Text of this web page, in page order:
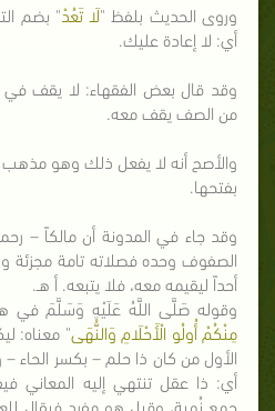
وروى الحديث بلفظ "لَا تَعُدْ" بضم
أي: لا إعادة عليك.
وقد قال بعض الفقهاء: لا يقف في
من الصف يقف معه.
والأصح أنه لا يفعل ذلك وهو مذهب
بفتحها.
وقد جاء في المدونة أن مالكاً –
الصفوف وحده فصلاته تامة مجزئة
أحداً ليقيمه معه، فلا يتبعه. أ هـ.
وقوله صَلَّى اللَّهُ عَلَيْهِ وَسَلَّمَ في
مِنْكُمْ أُولُو الْأَحْلَامِ وَالنُّهَى" معناه:
الأول من كان ذا حلم – بكسر الحاء –
أي: ذا عقل تنتهي إليه المعاني
جمع نُهية، وقيل هو مفرد فيقال